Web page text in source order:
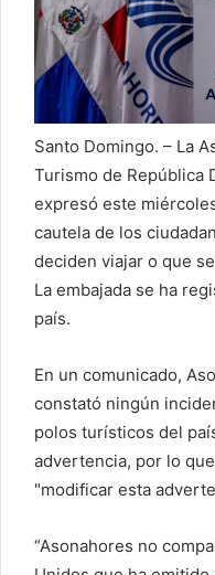
t
r
n
c
o
Santo Domingo. – La
Turismo de República
expresó este
cautela de los
deciden viajar o que
La embajada se ha
país.
En un comunicado,
constató ningún
polos turísticos del
advertencia, por lo
"modificar esta
“Asonahores no